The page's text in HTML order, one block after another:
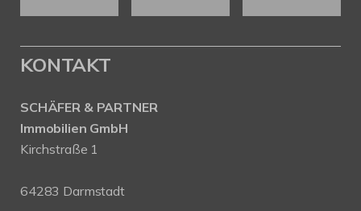
KONTAKT
SCHÄFER & PARTNER
Immobilien GmbH
Kirchstraße 1
64283 Darmstadt